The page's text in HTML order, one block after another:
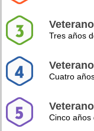
Tres años
Cuatro
Cinco años